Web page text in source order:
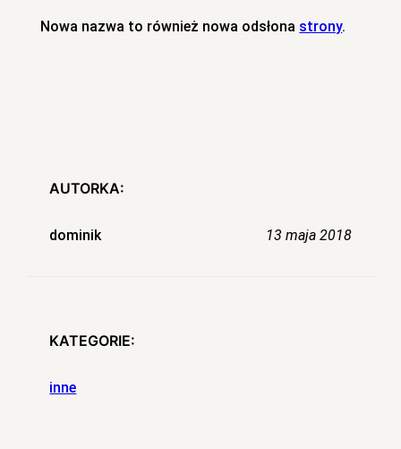
Nowa nazwa to również nowa odsłona strony.
AUTORKA:
dominik 13 maja 2018
KATEGORIE:
inne